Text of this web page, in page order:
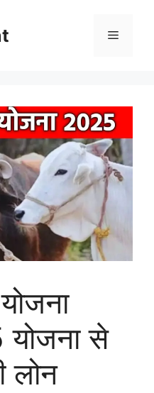
Menu
से
लोन